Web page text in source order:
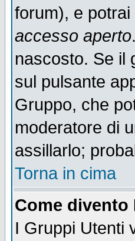
forum), e
accesso aperto
nascosto. Se il
sul pulsante
Gruppo, che
moderatore di
assillarlo;
Torna in cima
Come
I Gruppi Utenti